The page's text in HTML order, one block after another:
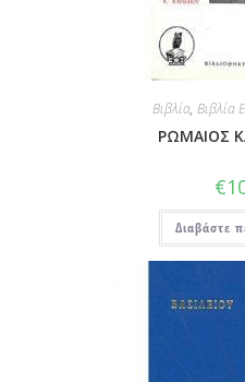
Βιβλία, Βιβλία
ΡΩΜΑΙΟΣ
€
Διαβάστε